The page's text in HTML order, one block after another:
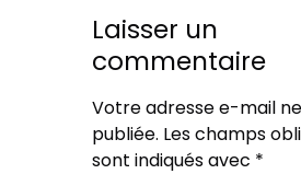
Laisser un
commentaire
Votre adresse e-mail
publiée. Les champs
sont indiqués avec *